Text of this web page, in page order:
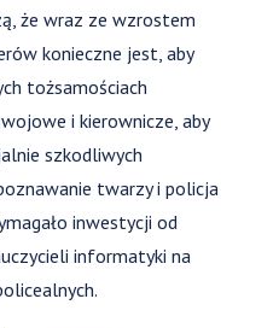
że wraz ze wzrostem
konieczne jest, aby
tożsamościach
i kierownicze, aby
szkodliwych
twarzy i policja
inwestycji od
informatyki na